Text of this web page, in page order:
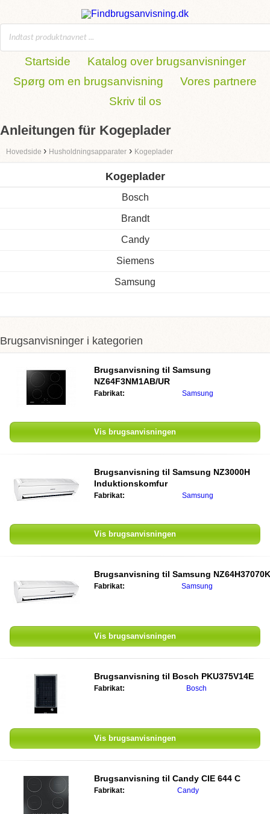
Startside
Katalog over brugsanvisninger
Spørg om en brugsanvisning
Vores partnere
Skriv til os
Anleitungen für Kogeplader
Hovedside › Husholdningsapparater › Kogeplader
Kogeplader
Bosch
Brandt
Candy
Siemens
Samsung
Brugsanvisninger i kategorien
Brugsanvisning til Samsung
NZ64F3NM1AB/UR
Fabrikat: Samsung
Vis brugsanvisningen
Brugsanvisning til Samsung NZ3000H
Induktionskomfur
Fabrikat: Samsung
Vis brugsanvisningen
Brugsanvisning til Samsung NZ64H37070K
Fabrikat: Samsung
Vis brugsanvisningen
Brugsanvisning til Bosch PKU375V14E
Fabrikat: Bosch
Vis brugsanvisningen
Brugsanvisning til Candy CIE 644 C
Fabrikat: Candy